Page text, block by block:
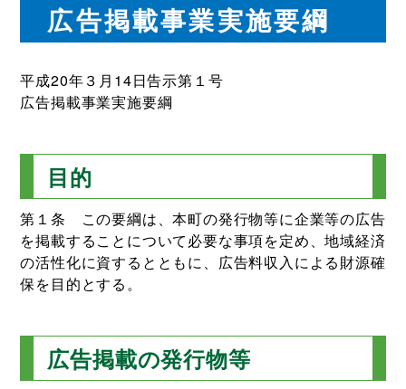
広告掲載事業実施要綱
平成20年３月14日告示第１号
広告掲載事業実施要綱
目的
第１条 この要綱は、本町の発行物等に企業等の広告
を掲載することについて必要な事項を定め、地域経済
の活性化に資するとともに、広告料収入による財源確
保を目的とする。
広告掲載の発行物等